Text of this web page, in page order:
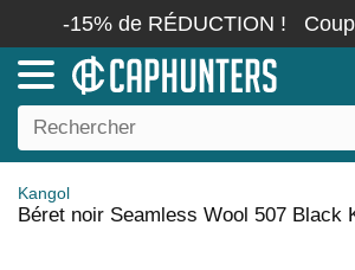
-15% de RÉDUCTION !
Kangol
Béret noir Seamless Wool 507 Black